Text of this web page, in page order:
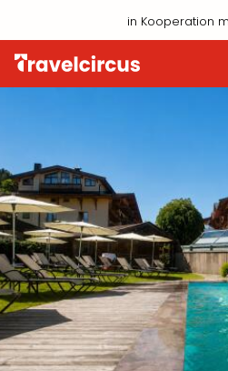
in Kooperation